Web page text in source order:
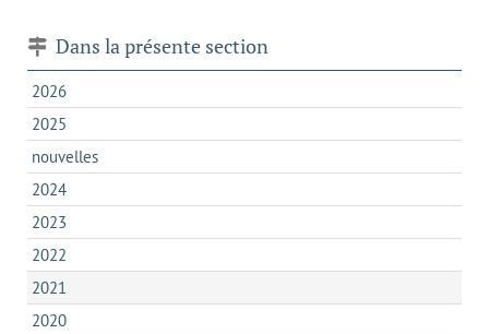
Dans la présente section
2026
2025
nouvelles
2024
2023
2022
2021
2020